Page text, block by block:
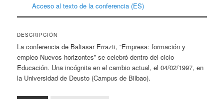
Acceso al texto de la conferencia (ES)
DESCRIPCIÓN
La conferencia de Baltasar Errazti, “Empresa: formación y
empleo Nuevos horizontes” se celebró dentro del ciclo
Educación. Una incógnita en el cambio actual, el 04/02/1997, en
la Universidad de Deusto (Campus de Bilbao).